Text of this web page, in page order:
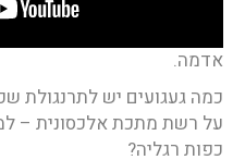
אדמה.
כמה געגועים יש לתרנגולת
על רשת מתכת אלכסונית –
כפות רגליה?